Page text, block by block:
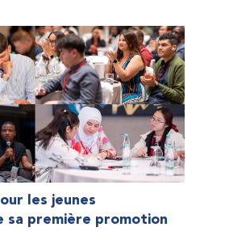
soins limités, il avait
hospitalisé, et a fini
genoux. Ce n’est que
facteur fournis par le
de l’hémophilie
les jeunes
sa première promotion